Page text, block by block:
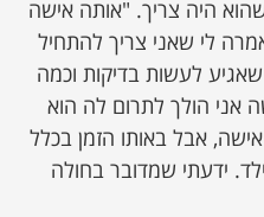
היה צריך. "אותה אישה
לי שאני צריך להתחיל
לעשות בדיקות וכמה
אני הולך לתרום לה הוא
אבל באותו הזמן בכלל
ידעתי שמדובר בחולה